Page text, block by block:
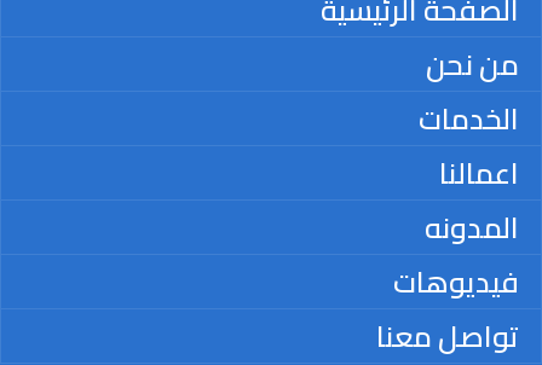
من نحن
الخدمات
اعمالنا
المدونه
فيديوهات
تواصل معنا